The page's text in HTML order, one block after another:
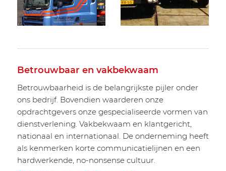
Betrouwbaar en vakbekwaam
Betrouwbaarheid is de belangrijkste pijler onder
ons bedrijf. Bovendien waarderen onze
opdrachtgevers onze gespecialiseerde vormen van
dienstverlening. Vakbekwaam en klantgericht,
nationaal en internationaal. De onderneming heeft
als kenmerken korte communicatielijnen en een
hardwerkende, no-nonsense cultuur.